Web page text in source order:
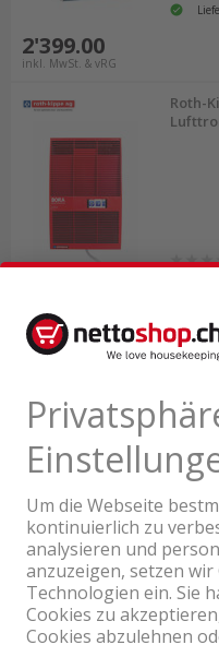
2'399.00
inkl. MwSt. & vRG
Roth-
1'797.00
inkl. MwSt. & vRG
Ein